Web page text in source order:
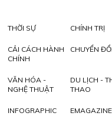
THỜI SỰ CHÍNH TRỊ
CẢI CÁCH HÀNH
CHÍNH
CHUYỂN
VĂN HÓA -
NGHỆ THUẬT
DU LỊCH -
THAO
INFOGRAPHIC EMAGAZINE